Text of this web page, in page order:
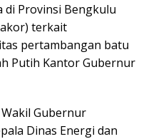
di Provinsi Bengkulu
terkait
pertambangan batu
Putih Kantor Gubernur
Gubernur
Dinas Energi dan